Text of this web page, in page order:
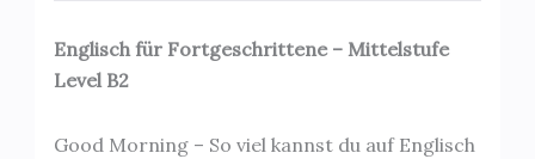
Englisch für Fortgeschrittene – Mittelstufe
Level B2
Good Morning – So viel kannst du auf Englisch